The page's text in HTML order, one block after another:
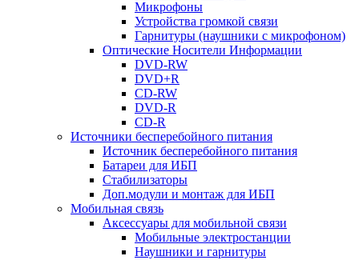
Микрофоны
Устройства громкой связи
Гарнитуры (наушники с микрофоном)
Оптические Носители Информации
DVD-RW
DVD+R
CD-RW
DVD-R
CD-R
Источники бесперебойного питания
Источник бесперебойного питания
Батареи для ИБП
Стабилизаторы
Доп.модули и монтаж для ИБП
Мобильная связь
Аксессуары для мобильной связи
Мобильные электростанции
Наушники и гарнитуры